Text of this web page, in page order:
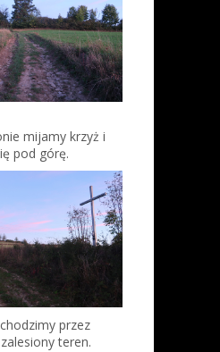
mijamy krzyż i
pod górę.
przez
teren.